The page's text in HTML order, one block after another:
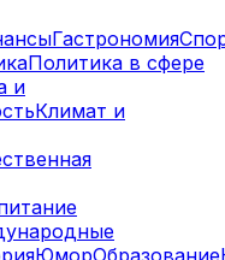
Гастрономия
Политика в сфере
и
Климат и
ЮморОбразование